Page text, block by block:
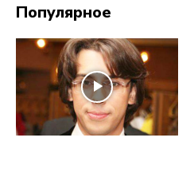
Популярное